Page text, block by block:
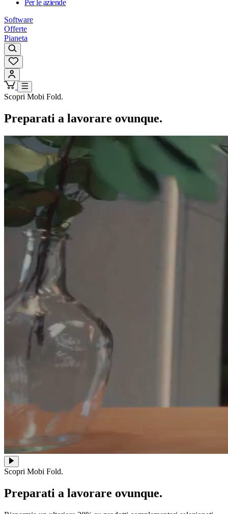
Per le aziende
Software
Offerte
Pianeta
Scopri Mobi Fold.
Preparati a lavorare ovunque.
Scopri Mobi Fold.
Preparati a lavorare ovunque.